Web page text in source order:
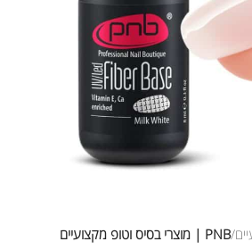
PNB | מוצרי בסיס וטופ מקצועיים